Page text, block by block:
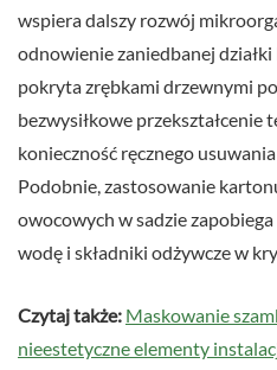
wspiera dalszy rozwój
odnowienie zaniedbanej
pokryta zrębkami drzewnymi
bezwysiłkowe
konieczność ręcznego
Podobnie, zastosowanie
owocowych w sadzie
wodę i składniki odżywcze w
Czytaj także: Maskowanie
nieestetyczne elementy